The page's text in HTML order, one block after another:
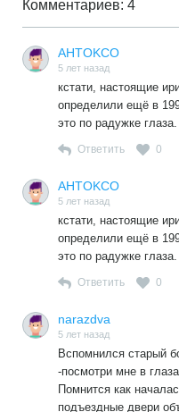
Комментариев: 4
AHTOKCO
5 лет назад
кстати, настоящие
определили ещё в
это по радужке глаза.
Ответить 0
AHTOKCO
5 лет назад
кстати, настоящие
определили ещё в
это по радужке глаза.
Ответить 0
narazdva
5 лет назад
Вспомнился старый
-посмотри мне в
Помнится как
подъездные двери